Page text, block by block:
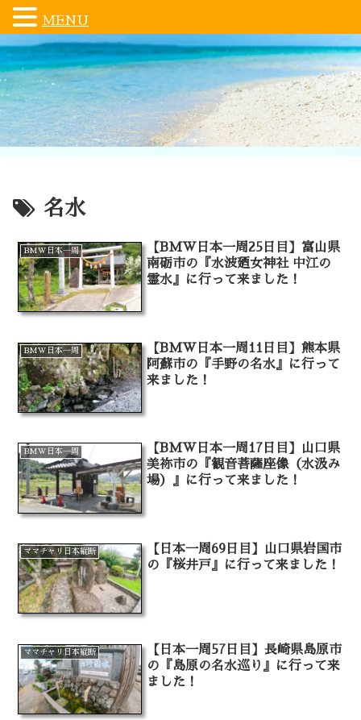
名水
BMW日本一周
【BMW日本一周25日目】富山県
南砺市の『水波廼女神社 中江の
霊水』に行って来ました！
BMW日本一周
【BMW日本一周11日目】熊本県
阿蘇市の『手野の名水』に行って
来ました！
BMW日本一周
【BMW日本一周17日目】山口県
美祢市の『観音菩薩座像（水汲み
場）』に行って来ました！
ママチャリ日本縦断
【日本一周69日目】山口県岩国市
の『桜井戸』に行って来ました！
ママチャリ日本縦断
【日本一周57日目】長崎県島原市
の『島原の名水巡り』に行って来
ました！
MENU